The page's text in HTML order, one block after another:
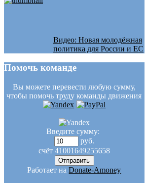
Видео: Новая молодёжная
политика для России и ЕС
Помочь команде
Вы можете перевести любую сумму,
чтобы помочь труду команды движения
Введите сумму:
руб.
счёт 41001649255658
Работает на Donate-Amoney